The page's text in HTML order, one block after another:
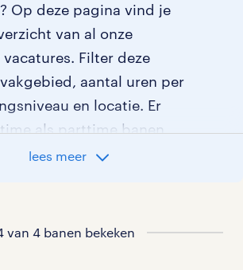
Op deze pagina vind je
van al onze
Filter deze
aantal uren per
en locatie. Er
als parttime banen
Daarnaast kun je ook
vaste baan. Klik en scoor
lees meer
van 4 banen bekeken